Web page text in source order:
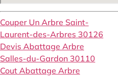
Couper Un Arbre Saint-
Laurent-des-Arbres 30126
Devis Abattage Arbre
Salles-du-Gardon 30110
Cout Abattage Arbre